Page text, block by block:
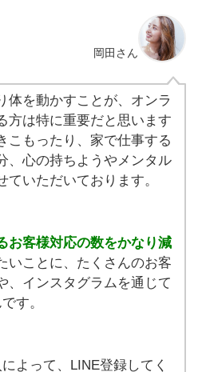
岡田さん
体を動かすことが、オンラ
方は特に重要だと思います
こもったり、家で仕事する
、心の持ちようやメンタル
ていただいております。
お客様対応の数をかなり減
いことに、たくさんのお客
、インスタグラムを通じて
す。
よって、LINE登録してく